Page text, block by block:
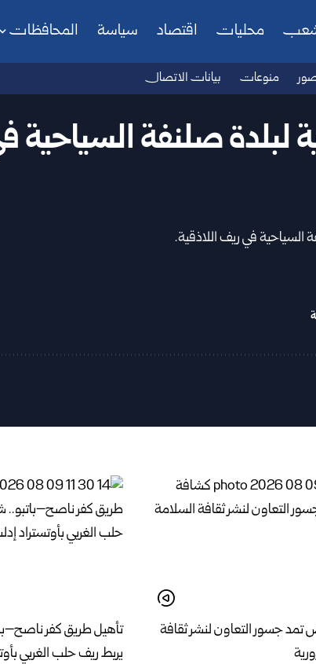
محليات اقتصاد سياسة المحافظات
منوعات بيانات الاتصال
صلنفة السياحية
في ريف اللاذقية.
جسور التعاون لنشر ثقافة
تأهيل طريق كفر
يربط ريف حلب الغربي